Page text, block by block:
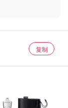
复制